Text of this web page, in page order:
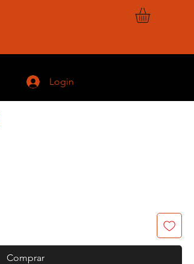
Login
Comprar